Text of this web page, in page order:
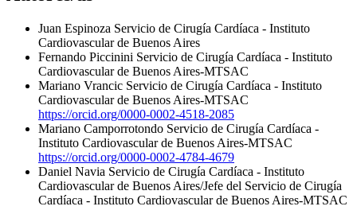
Juan Espinoza Servicio de Cirugía Cardíaca - Instituto
Cardiovascular de Buenos Aires
Fernando Piccinini Servicio de Cirugía Cardíaca - Instituto
Cardiovascular de Buenos Aires-MTSAC
Mariano Vrancic Servicio de Cirugía Cardíaca - Instituto
Cardiovascular de Buenos Aires-MTSAC
https://orcid.org/0000-0002-4518-2085
Mariano Camporrotondo Servicio de Cirugía Cardíaca -
Instituto Cardiovascular de Buenos Aires-MTSAC
https://orcid.org/0000-0002-4784-4679
Daniel Navia Servicio de Cirugía Cardíaca - Instituto
Cardiovascular de Buenos Aires/Jefe del Servicio de Cirugía
Cardíaca - Instituto Cardiovascular de Buenos Aires-MTSAC